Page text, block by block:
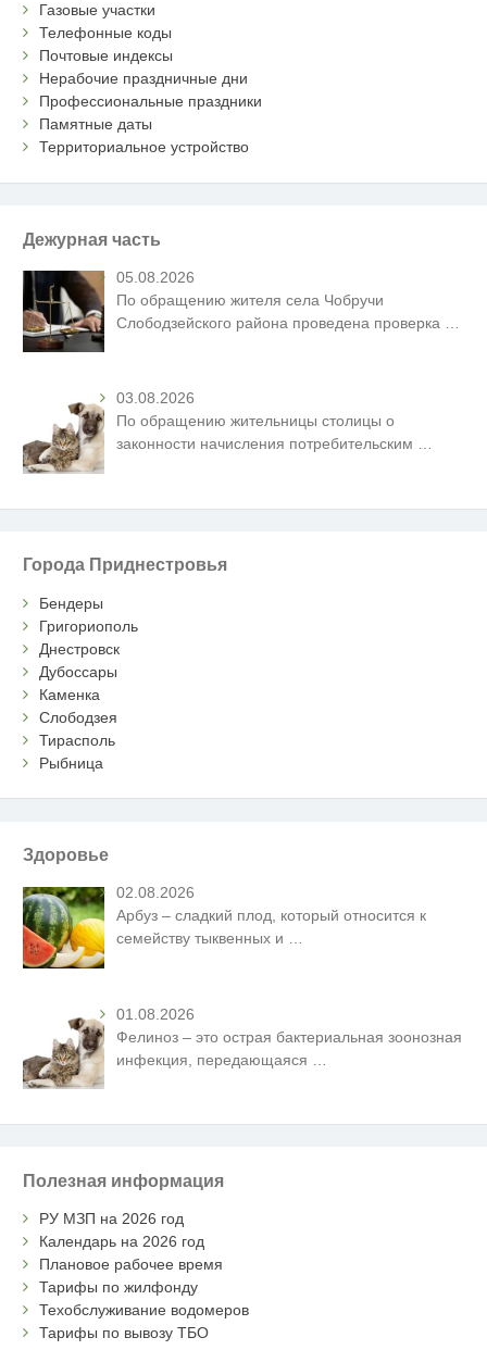
Газовые участки
Телефонные коды
Почтовые индексы
Нерабочие праздничные дни
Профессиональные праздники
Памятные даты
Территориальное устройство
Дежурная часть
05.08.2026
По обращению жителя села Чобручи
Слободзейского района проведена проверка
03.08.2026
По обращению жительницы столицы о
законности начисления потребительским …
Города Приднестровья
Бендеры
Григориополь
Днестровск
Дубоссары
Каменка
Слободзея
Тирасполь
Рыбница
Здоровье
02.08.2026
Арбуз – сладкий плод, который относится к
семейству тыквенных и …
01.08.2026
Фелиноз – это острая бактериальная зоонозная
инфекция, передающаяся
Полезная информация
РУ МЗП на 2026 год
Календарь на 2026 год
Плановое рабочее время
Тарифы по жилфонду
Техобслуживание водомеров
Тарифы по вывозу ТБО